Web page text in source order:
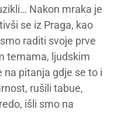
Nakon mraka je
se iz Praga, kao
raditi svoje prve
temama, ljudskim
pitanja gdje se to i
rušili tabue,
išli smo na